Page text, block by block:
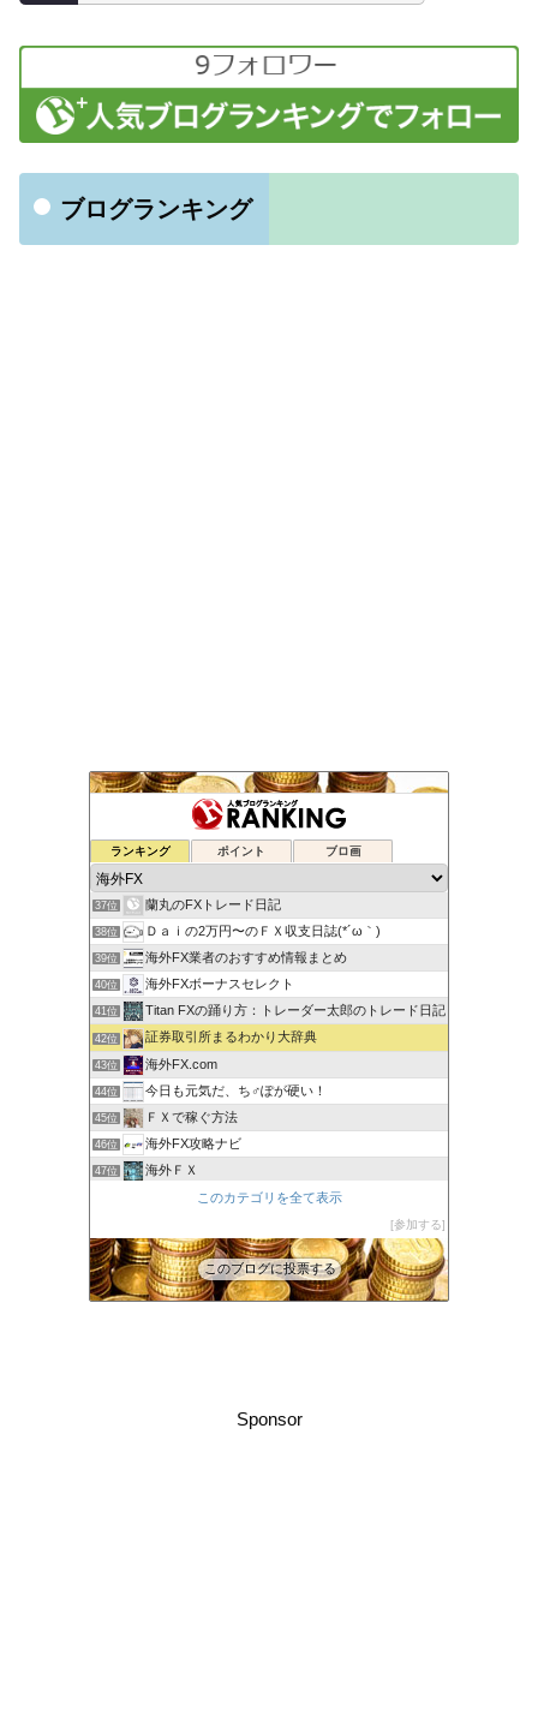
ブログランキング
ランキング ポイント ブロ画
35位 元FX業者による必勝システムトレード！
36位
37位 蘭丸のFXトレード日記
38位 Ｄａｉの2万円〜のＦＸ収支日誌(*´ω｀)
39位 海外FX業者のおすすめ情報まとめ
40位 海外FXボーナスセレクト
41位 Titan FXの踊り方：トレーダー太郎のトレード日記
42位 証券取引所まるわかり大辞典
43位 海外FX.com
44位 今日も元気だ、ち♂ぽが硬い！
45位 ＦＸで稼ぐ方法
46位 海外FX攻略ナビ
47位 海外ＦＸ
XM口座開設方法2022
このカテゴリを全て表示
参加する
このブログに投票する
Sponsor